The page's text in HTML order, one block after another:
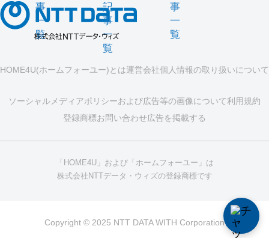
事
一
覧
記
事
一
覧
事
一
覧
HOME4U(ホームフォーユー)とは運営会社個人情報の取り扱いについて
ソーシャルメディアポリシーおよび広告等の画像について利用規約
登録商標お問い合わせ広告を掲載する
「HOME4U」および「ホームフォーユー」は
株式会社NTTデータ・ウィズの登録商標です
Copyright © 2025 NTT DATA WITH Corporation